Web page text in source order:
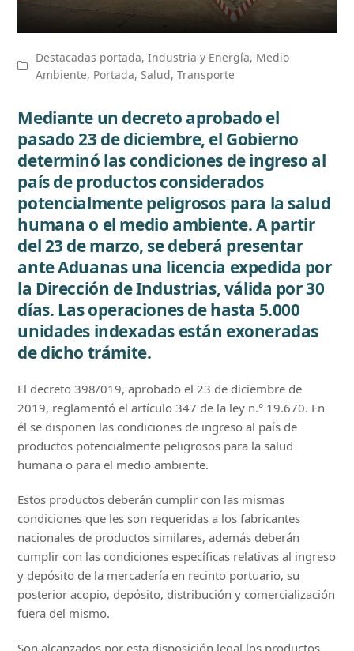
Destacadas portada,Industria y Energía, Medio
Ambiente, Portada, Salud,Transporte
Mediante un decreto aprobado el
pasado 23 de diciembre, el Gobierno
determinó las condiciones de ingreso al
país de productos considerados
potencialmente peligrosos para la salud
humana o el medio ambiente. A partir
del 23 de marzo, se deberá presentar
ante Aduanas una licencia expedida por
la Dirección de Industrias, válida por 30
días. Las operaciones de hasta 5.000
unidades indexadas están exoneradas
de dicho trámite.
El decreto 398/019, aprobado el 23 de diciembre de
2019, reglamentó el artículo 347 de la ley n.° 19.670. En
él se disponen las condiciones de ingreso al país de
productos potencialmente peligrosos para la salud
humana o para el medio ambiente.
Estos productos deberán cumplir con las mismas
condiciones que les son requeridas a los fabricantes
nacionales de productos similares, además deberán
cumplir con las condiciones específicas relativas al ingreso
y depósito de la mercadería en recinto portuario, su
posterior acopio, depósito, distribución y comercialización
fuera del mismo.
Son alcanzados por esta disposición legal los productos